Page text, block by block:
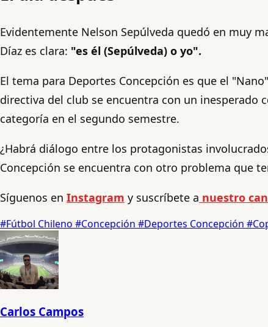
Evidentemente Nelson Sepúlveda quedó en muy
Díaz es clara: "es él (Sepúlveda) o yo".
El tema para Deportes Concepción es que el
directiva del club se encuentra con un
categoría en el segundo semestre.
¿Habrá diálogo entre los protagonistas
Concepción se encuentra con otro problema que
Síguenos en Instagram y suscríbete a nuestro
#Fútbol Chileno #Concepción #Deportes Concepción
Carlos Campos